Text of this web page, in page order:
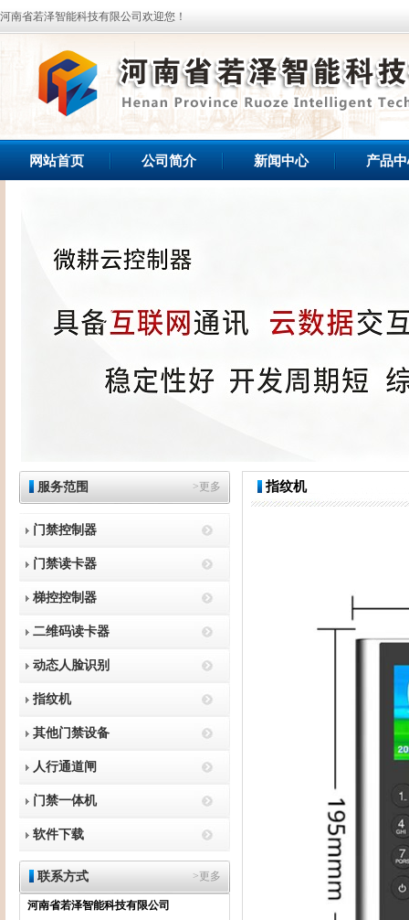
河南省若泽智能科技有限公司欢迎您！
网站首页 公司简介 新闻中心 产品
服务范围 >更多
门禁控制器
门禁读卡器
梯控控制器
二维码读卡器
动态人脸识别
指纹机
其他门禁设备
人行通道闸
门禁一体机
软件下载
联系方式 >更多
河南省若泽智能科技有限公司
指纹机